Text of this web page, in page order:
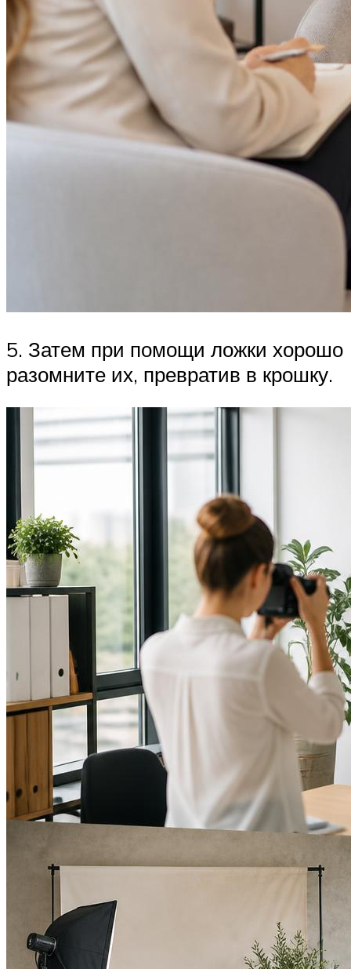
5. Затем при помощи ложки хорошо
разомните их, превратив в крошку.